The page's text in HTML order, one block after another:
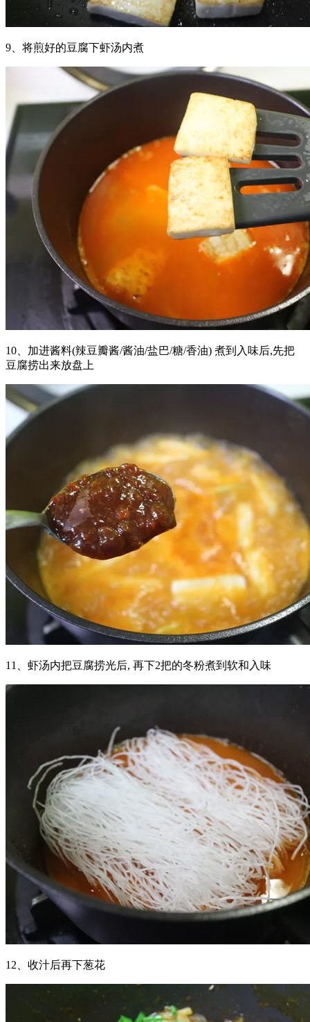
9、将煎好的豆腐下虾汤内煮
10、加进酱料(辣豆瓣酱/酱油/盐巴/糖/香油) 煮到入味后,先把
豆腐捞出来放盘上
11、虾汤内把豆腐捞光后, 再下2把的冬粉煮到软和入味
12、收汁后再下葱花